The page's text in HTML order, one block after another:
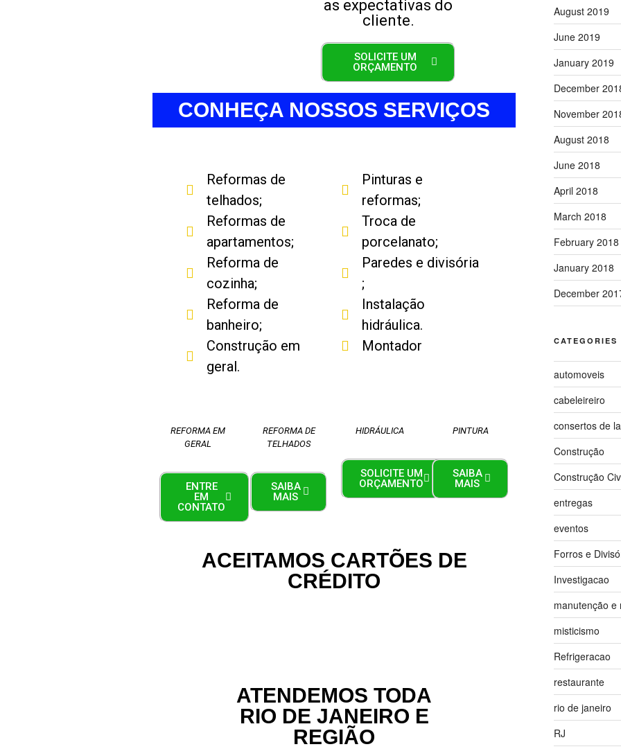
as expectativas do
cliente.
SOLICITE UM
ORÇAMENTO
CONHEÇA NOSSOS SERVIÇOS
Reformas de
telhados;
Reformas de
apartamentos;
Reforma de
cozinha;
Reforma de
banheiro;
Construção em
geral.
Pinturas e
reformas;
Troca de
porcelanato;
Paredes e divisória
;
Instalação
hidráulica.
Montador
REFORMA EM
GERAL
ENTRE
EM
CONTATO
REFORMA DE
TELHADOS
SAIBA
MAIS
HIDRÁULICA
SOLICITE UM
ORÇAMENTO
PINTURA
SAIBA
MAIS
ACEITAMOS CARTÕES DE
CRÉDITO
ATENDEMOS TODA
RIO DE JANEIRO E
REGIÃO
August 2019
June 2019
January 2019
December
November
August 2018
June 2018
April 2018
March 2018
February 2018
January 2018
December
CATEGORIES
automoveis
cabeleireiro
consertos de
Construção
Construção
entregas
eventos
Forros e
Investigacao
manutenção e
misticismo
Refrigeracao
restaurante
rio de janeiro
RJ